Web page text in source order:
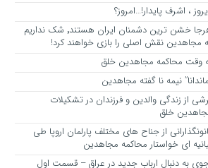
، اشرف پايدار!…امروز؟
هرجا خشن ترین دشمنان ایران هستند٬ شک نداریم
مجاهدین نقش اصلی را بازی خواهند کرد!
وقت محاکمه مجاهدین خلق
نیمه نا گفته مجاهدین
از زندگی والدین و فرزندان در تشکیلات
خلق
از جناح های مختلف پارلمان اروپا طی
ای خواستار محاکمه مجاهدین
به دنبال ارباب جدید در عراق – قسمت اول